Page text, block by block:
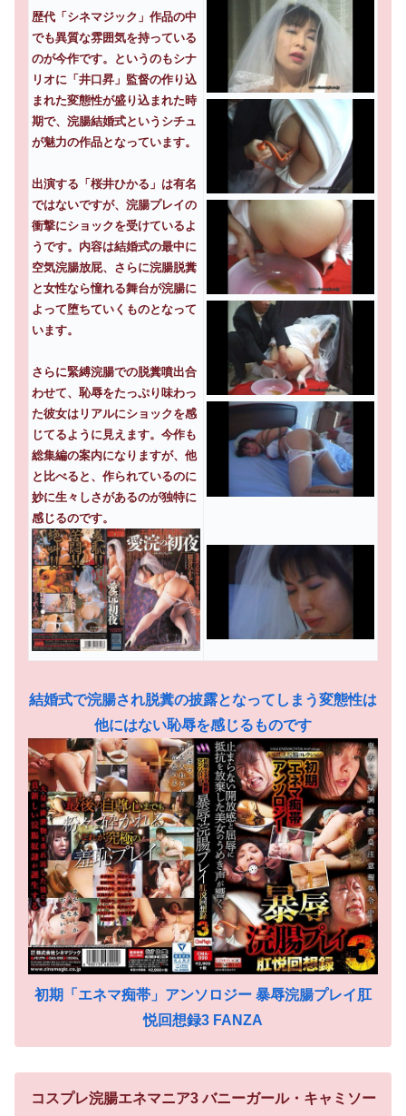
歴代「シネマジック」作品の中
でも異質な雰囲気を持っている
のが今作です。というのもシナ
リオに「井口昇」監督の作り込
まれた変態性が盛り込まれた時
期で、浣腸結婚式というシチュ
が魅力の作品となっています。
出演する「桜井ひかる」は有名
ではないですが、浣腸プレイの
衝撃にショックを受けているよ
うです。内容は結婚式の最中に
空気浣腸放屁、さらに浣腸脱糞
と女性なら憧れる舞台が浣腸に
よって堕ちていくものとなって
います。
さらに緊縛浣腸での脱糞噴出合
わせて、恥辱をたっぷり味わっ
た彼女はリアルにショックを感
じてるように見えます。今作も
総集編の案内になりますが、他
と比べると、作られているのに
妙に生々しさがあるのが独特に
感じるのです。
結婚式で浣腸され脱糞の披露となってしまう変態性は
他にはない恥辱を感じるものです
初期「エネマ痴帯」アンソロジー 暴辱浣腸プレイ肛
悦回想録3 FANZA
コスプレ浣腸エネマニア3 バニーガール・キャミソー